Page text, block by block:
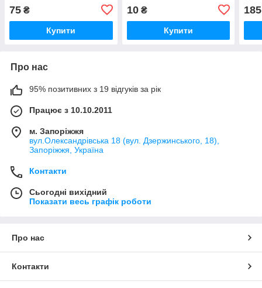
75 ₴
Купити
10₴
Купити
185
Про нас
95% позитивних з 19 відгуків за рік
Працює з 10.10.2011
м. Запоріжжя
вул.Олександрівська 18 (вул. Дзержинського, 18),
Запоріжжя, Україна
Контакти
Сьогодні вихідний
Показати весь графік роботи
Про нас
Контакти